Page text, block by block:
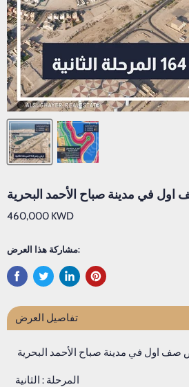
اول في مدينة صباح الأحمد البحرية
460,000 KWD
مشاركة هذا العرض:
تفاصيل العرض
صف اول في مدينة صباح الأحمد البحرية
المرحلة : الثانية